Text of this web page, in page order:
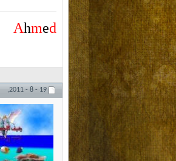
Ahmed
19 - 8 - 2011,